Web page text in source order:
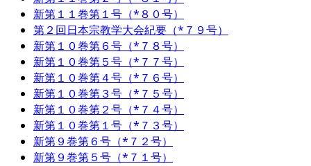
新第１１巻第１号（*８０号）
第２回日本宗教学大会紀要（*７９号）
新第１０巻第６号（*７８号）
新第１０巻第５号（*７７号）
新第１０巻第４号（*７６号）
新第１０巻第３号（*７５号）
新第１０巻第２号（*７４号）
新第１０巻第１号（*７３号）
新第９巻第６号（*７２号）
新第９巻第５号（*７１号）